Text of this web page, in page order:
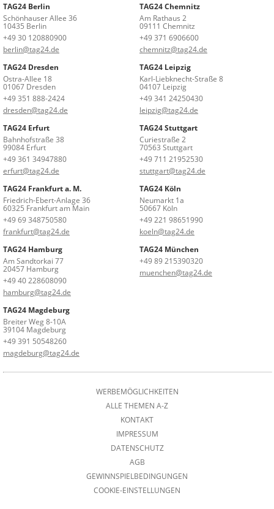
TAG24 Berlin
Schönhauser Allee 36
10435 Berlin
+49 30 120880900
berlin@tag24.de
TAG24 Chemnitz
Am Rathaus 2
09111 Chemnitz
+49 371 6906600
chemnitz@tag24.de
TAG24 Dresden
Ostra-Allee 18
01067 Dresden
+49 351 888-2424
dresden@tag24.de
TAG24 Leipzig
Karl-Liebknecht-Straße 8
04107 Leipzig
+49 341 24250430
leipzig@tag24.de
TAG24 Erfurt
Bahnhofstraße 38
99084 Erfurt
+49 361 34947880
erfurt@tag24.de
TAG24 Stuttgart
Curiestraße 2
70563 Stuttgart
+49 711 21952530
stuttgart@tag24.de
TAG24 Frankfurt a. M.
Friedrich-Ebert-Anlage 36
60325 Frankfurt am Main
+49 69 348750580
frankfurt@tag24.de
TAG24 Köln
Neumarkt 1a
50667 Köln
+49 221 98651990
koeln@tag24.de
TAG24 Hamburg
Am Sandtorkai 77
20457 Hamburg
+49 40 228608090
hamburg@tag24.de
TAG24 München
+49 89 215390320
muenchen@tag24.de
TAG24 Magdeburg
Breiter Weg 8-10A
39104 Magdeburg
+49 391 50548260
magdeburg@tag24.de
WERBEMÖGLICHKEITEN
ALLE THEMEN A-Z
KONTAKT
IMPRESSUM
DATENSCHUTZ
AGB
GEWINNSPIELBEDINGUNGEN
COOKIE-EINSTELLUNGEN